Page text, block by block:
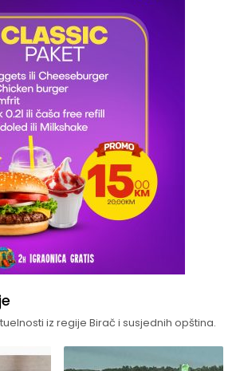
iz regije Birač i susjednih opština.